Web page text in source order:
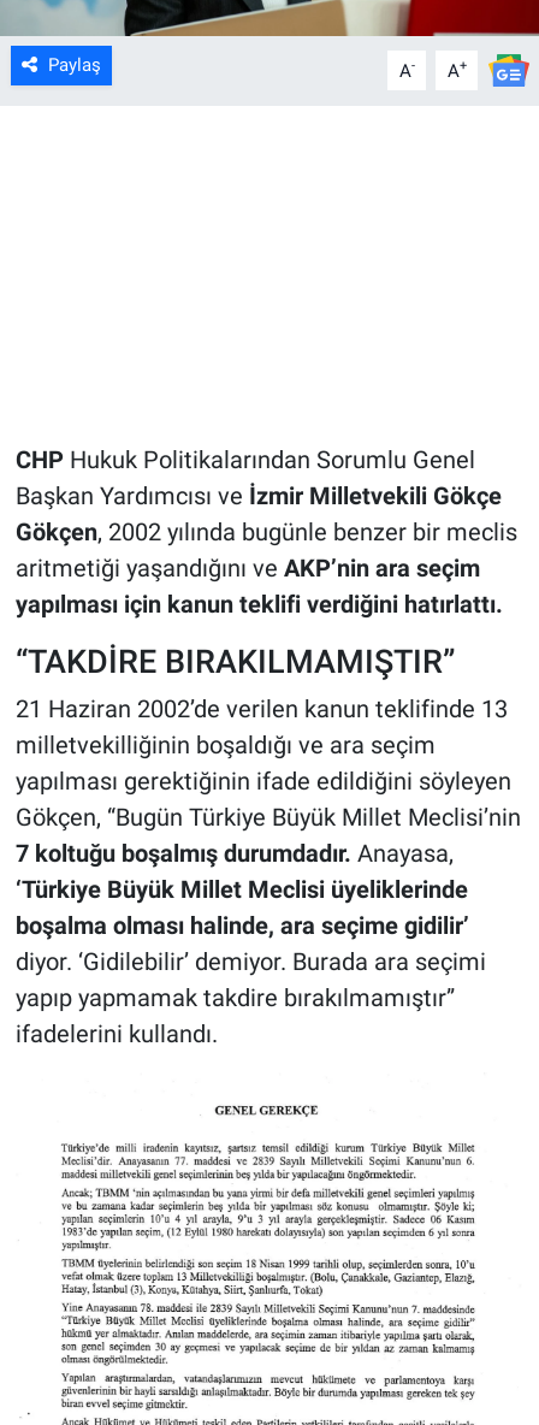
Paylaş A- A+
CHPHukuk Politikalarından Sorumlu Genel
Başkan Yardımcısı ve İzmir Milletvekili Gökçe
Gökçen, 2002 yılında bugünle benzer bir meclis
aritmetiği yaşandığını ve AKP’nin ara seçim
yapılması için kanun teklifi verdiğini hatırlattı.
“TAKDİRE BIRAKILMAMIŞTIR”
21 Haziran 2002’de verilen kanun teklifinde 13
milletvekilliğinin boşaldığı ve ara seçim
yapılması gerektiğinin ifade edildiğini söyleyen
Gökçen, “Bugün Türkiye Büyük Millet Meclisi’nin
7 koltuğu boşalmış durumdadır. Anayasa,
‘Türkiye Büyük Millet Meclisi üyeliklerinde
boşalma olması halinde, ara seçime gidilir’
diyor. ‘Gidilebilir’ demiyor. Burada ara seçimi
yapıp yapmamak takdire bırakılmamıştır”
ifadelerini kullandı.